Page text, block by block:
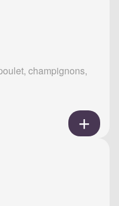
champignons,